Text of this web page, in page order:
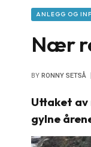
ANLEGG OG
Nær
BY RONNY SETSÅ
Uttaket av
gylne